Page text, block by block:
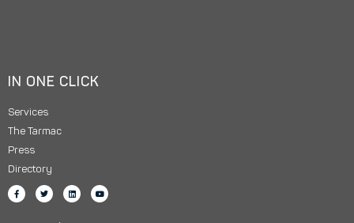
IN ONE CLICK
Services
The Tarmac
Press
Directory